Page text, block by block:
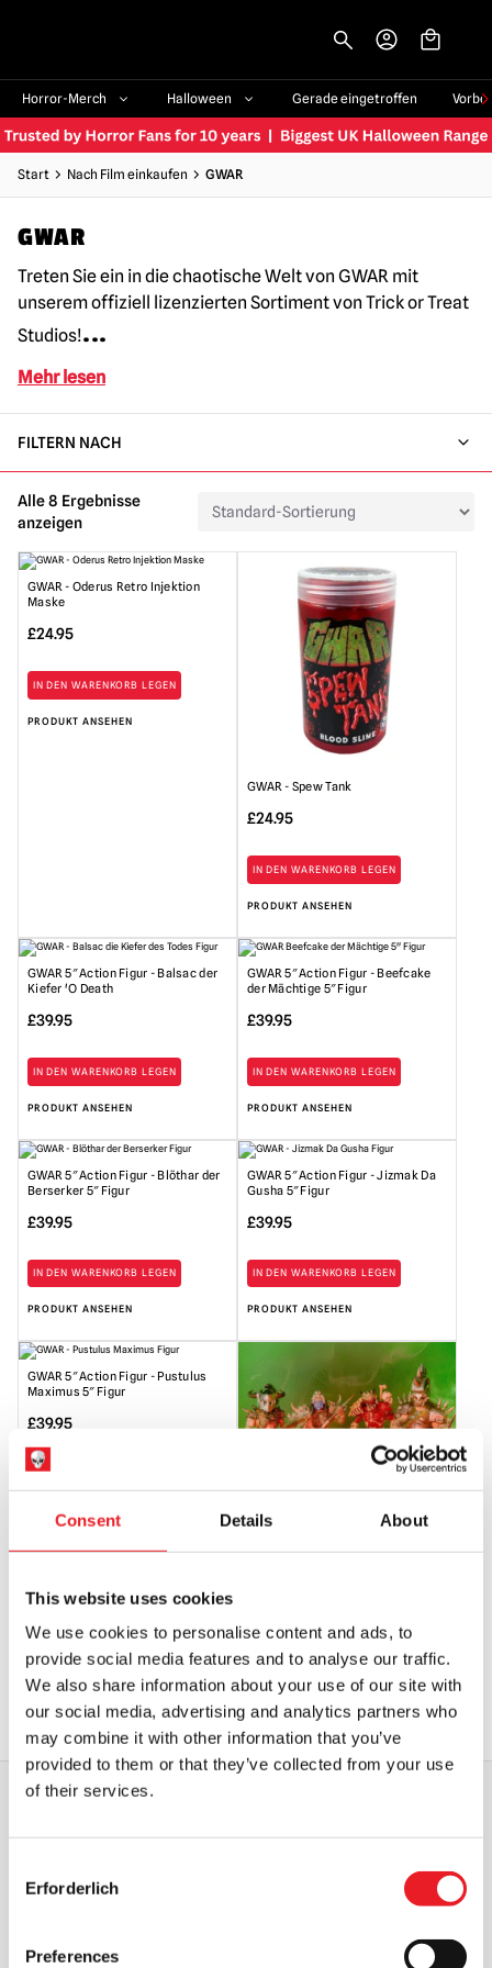
Consent Details About
This website uses cookies
We use cookies to personalise content and ads, to
provide social media features and to analyse our traffic.
We also share information about your use of our site with
our social media, advertising and analytics partners who
may combine it with other information that you’ve
provided to them or that they’ve collected from your use
of their services.
Selection
Erforderlich
Preferences
Horror-Merch Halloween Gerade eingetroffen
Start Nach Film einkaufen GWAR
GWAR
Treten Sie ein in die chaotische Welt von GWAR mit
unserem offiziell lizenzierten Sortiment von Trick or Treat
Studios!...
Mehr lesen
FILTERN NACH
Alle 8 Ergebnisse
anzeigen
GWAR - Oderus Retro Injektion
Maske
£24.95
IN DEN WARENKORB LEGEN
PRODUKT ANSEHEN
GWAR - Spew Tank
£24.95
IN DEN WARENKORB LEGEN
PRODUKT ANSEHEN
GWAR 5″ Action Figur - Balsac der
Kiefer 'O Death
£39.95
IN DEN WARENKORB LEGEN
PRODUKT ANSEHEN
GWAR 5″ Action Figur - Beefcake
der Mächtige 5″ Figur
£39.95
IN DEN WARENKORB LEGEN
PRODUKT ANSEHEN
GWAR 5″ Action Figur - Blöthar der
Berserker 5″ Figur
£39.95
IN DEN WARENKORB LEGEN
PRODUKT ANSEHEN
GWAR 5″ Action Figur - Jizmak Da
Gusha 5″ Figur
£39.95
IN DEN WARENKORB LEGEN
PRODUKT ANSEHEN
GWAR 5″ Action Figur - Pustulus
Maximus 5″ Figur
£39.95
IN DEN WARENKORB LEGEN
169.95
PRODUKT ANSEHEN
WELTWEITER VERSAND
GRÖSSTE AUSWAHL IN G